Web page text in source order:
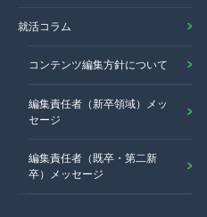
就活コラム
コンテンツ編集方針について
編集責任者（新卒領域）メッ
セージ
編集責任者（既卒・第二新
卒）メッセージ